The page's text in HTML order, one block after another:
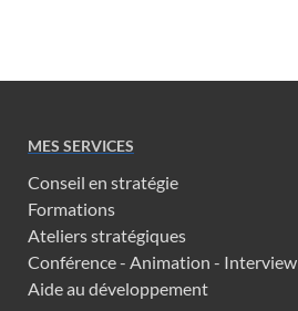
MES SERVICES
Conseil en stratégie
Formations
Ateliers stratégiques
Conférence - Animation - Interview
Aide au développement